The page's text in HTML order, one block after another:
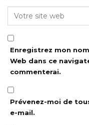
Enregistrez mon
Web dans ce
commenterai.
Prévenez-moi de
e-mail.